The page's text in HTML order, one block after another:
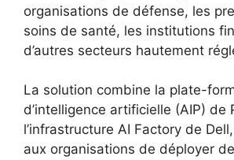
organisations de défense, les
soins de santé, les institutions
d’autres secteurs hautement
La solution combine la plate-
d’intelligence artificielle (AIP) de
l’infrastructure AI Factory de
aux organisations de déployer